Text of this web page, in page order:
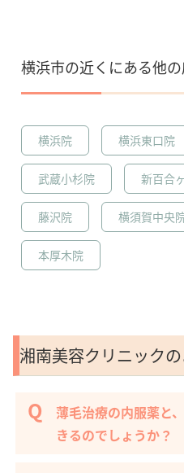
横浜市の近くにある他
横浜院 横浜東口院
武蔵小杉院 新百合
藤沢院 横須賀中央
本厚木院
湘南美容クリニック
薄毛治療の内服薬と
きるのでしょうか？